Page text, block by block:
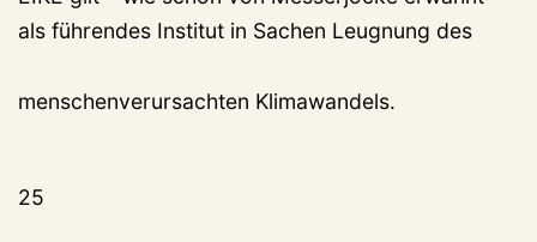
als führendes Institut in Sachen Leugnung des
menschenverursachten Klimawandels.
25